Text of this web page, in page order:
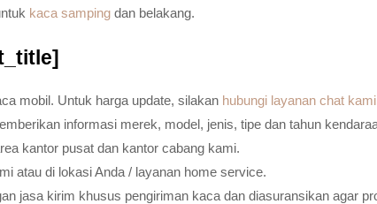
kaca samping dan belakang.
mobil. Untuk harga update, silakan hubungi layanan chat kami
informasi merek, model, jenis, tipe dan tahun
kantor pusat dan kantor cabang kami.
atau di lokasi Anda / layanan home service.
jasa kirim khusus pengiriman kaca dan diasuransikan agar